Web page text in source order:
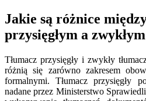
Jakie są różnice
przysięgłym a
Tłumacz przysięgły i zwykły
różnią się zarówno zakresem
formalnymi. Tłumacz przysięgły
nadane przez Ministerstwo